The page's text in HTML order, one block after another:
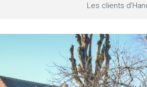
Les clients